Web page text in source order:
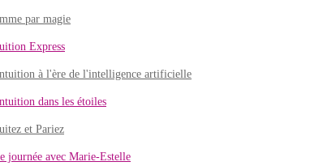
par magie
Express
à l'ère de l'intelligence artificielle
dans les étoiles
et Pariez
journée avec Marie-Estelle